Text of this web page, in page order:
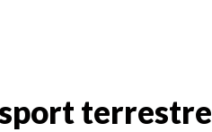
terrestre